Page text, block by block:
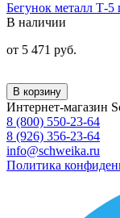
Бегунок металл Т-
В наличии
от 5 471 руб.
В корзину
Интернет-магазин
8 (800) 550-23-64
8 (926) 356-23-64
info@schweika.ru
Политика